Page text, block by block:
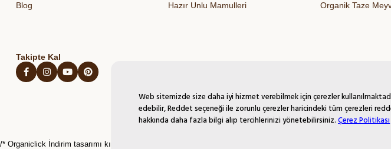
Web sitemizde size daha iyi hizmet verebilmek için çerezler
edebilir, Reddet seçeneği ile zorunlu çerezler haricindeki tüm çerezleri
hakkında daha fazla bilgi alıp tercihlerinizi yönetebilirsiniz.Çerez Politikası
Blog
Hazır Unlu Mamulleri
Organik Taze
Takipte Kal
/* Organiclick İndirim tasarımı kırmızı*/